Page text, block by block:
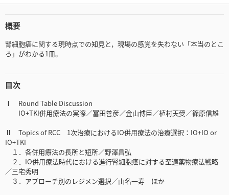
概要
腎細胞癌に関する現時点での知見と，現場の感覚を失わない「本当のとこ
ろ」がわかる1冊。
目次
Ⅰ Round Table Discussion
IO+TKI併用療法の実際／冨田善彦／金山博臣／植村天受／篠原信雄
Ⅱ Topics of RCC 1次治療におけるIO併用療法の治療選択：IO+IO or
IO+TKI
１．各併用療法の長所と短所／野澤昌弘
２．IO併用療法時代における進行腎細胞癌に対する至適薬物療法戦略
／三宅秀明
３．アプローチ別のレジメン選択／山名一寿 ほか